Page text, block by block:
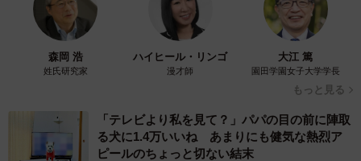
森岡 浩
姓氏研究家
ハイヒール・リンゴ
漫才師
大江 篤
園田学園女子大学学長
もっと見る
「テレビより私を見て？」パパの目の前に陣取
る犬に1.4万いいね あまりにも健気な熱烈ア
ピールのちょっと切ない結末